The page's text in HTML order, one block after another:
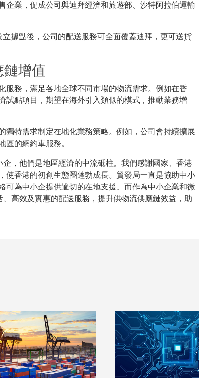
企業，促成公司與迪拜經濟和旅遊部、沙特阿拉伯運輸
據點後，公司的配送服務可全面覆蓋迪拜，更可送貨
鏈增值
服務，滿足各地全球不同市場的物流需求。例如在香
試點項目，期望在海外引入類似的模式，推動業務增
獨特需求制定在地化業務策略。例如，公司會持續擴展
區的網約車服務。
，他們是地區經濟的中流砥柱。我們感謝國家、香港
使香港的初創生態圈蓬勃成長。貿發局一直是協助中小
可為中小企提供適切的在地支援。而作為中小企業和微
高效及實惠的配送服務，提升供物流供應鏈效益，助